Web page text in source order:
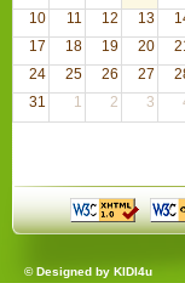
10
11 12 13
17
18 19 20
24
25 26 27
31
1 2 3
© Designed by KIDI4u